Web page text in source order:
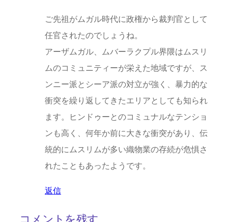
ご先祖がムガル時代に政権から裁判官として
任官されたのでしょうね。
アーザムガル、ムバーラクプル界隈はムスリ
ムのコミュニティーが栄えた地域ですが、ス
ンニー派とシーア派の対立が強く、暴力的な
衝突を繰り返してきたエリアとしても知られ
ます。ヒンドゥーとのコミュナルなテンショ
ンも高く、何年か前に大きな衝突があり、伝
統的にムスリムが多い織物業の存続が危惧さ
れたこともあったようです。
返信